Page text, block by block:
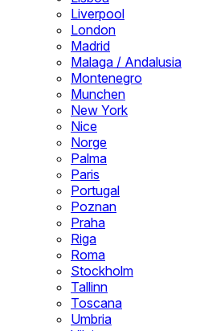
Liverpool
London
Madrid
Malaga / Andalusia
Montenegro
Munchen
New York
Nice
Norge
Palma
Paris
Portugal
Poznan
Praha
Riga
Roma
Stockholm
Tallinn
Toscana
Umbria